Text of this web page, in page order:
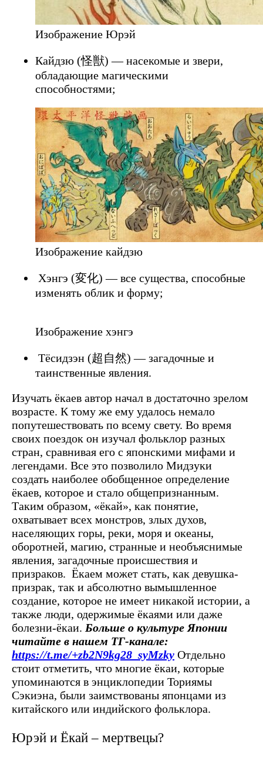
Изображение Юрэй
Кайдзю (怪獣) — насекомые и звери,
обладающие магическими
способностями;
Изображение кайдзю
Хэнгэ (変化) — все существа, способные
изменять облик и форму;
Изображение хэнгэ
Тёсидзэн (超自然) — загадочные и
таинственные явления.
Изучать ёкаев автор начал в достаточно зрелом
возрасте. К тому же ему удалось немало
попутешествовать по всему свету. Во время
своих поездок он изучал фольклор разных
стран, сравнивая его с японскими мифами и
легендами. Все это позволило Мидзуки
создать наиболее обобщенное определение
ёкаев, которое и стало общепризнанным.
Таким образом, «ёкай», как понятие,
охватывает всех монстров, злых духов,
населяющих горы, реки, моря и океаны,
оборотней, магию, странные и необъяснимые
явления, загадочные происшествия и
призраков. Ёкаем может стать, как девушка-
призрак, так и абсолютно вымышленное
создание, которое не имеет никакой истории, а
также люди, одержимые ёкаями или даже
болезни-ёкаи. Больше о культуре Японии
читайте в нашем ТГ-канале:
https://t.me/+zb2N9kg28_syMzky Отдельно
стоит отметить, что многие ёкаи, которые
упоминаются в энциклопедии Ториямы
Сэкиэна, были заимствованы японцами из
китайского или индийского фольклора.
Юрэй и Ёкай – мертвецы?